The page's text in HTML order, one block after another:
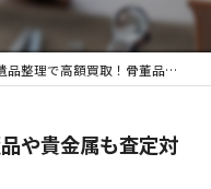
整理で高額買取！骨董品や貴金属も査定対象！
や貴金属も査定対